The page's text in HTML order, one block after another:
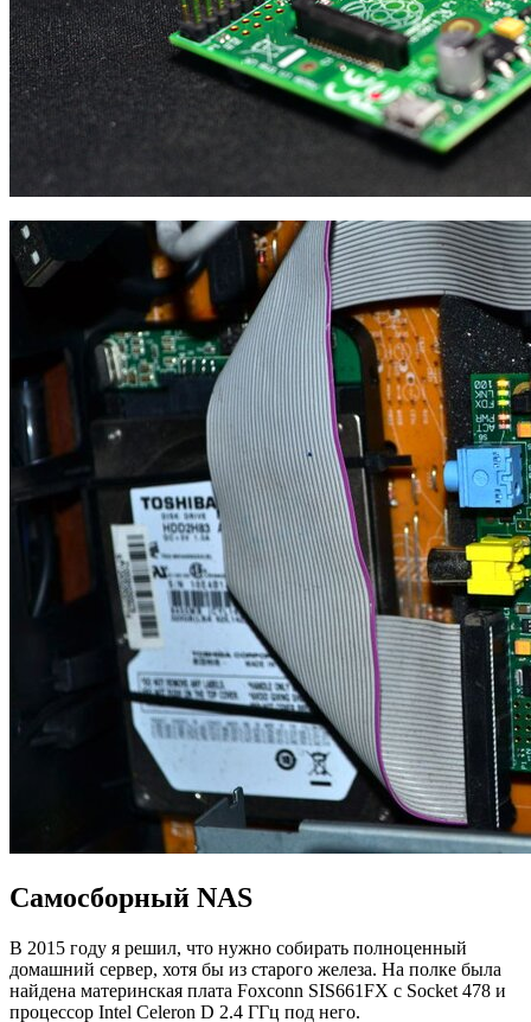
Самосборный NAS
В 2015 году я решил, что нужно собирать полноценный
домашний сервер, хотя бы из старого железа. На полке была
найдена материнская плата Foxconn SIS661FX с Socket 478 и
процессор Intel Celeron D 2.4 ГГц под него.